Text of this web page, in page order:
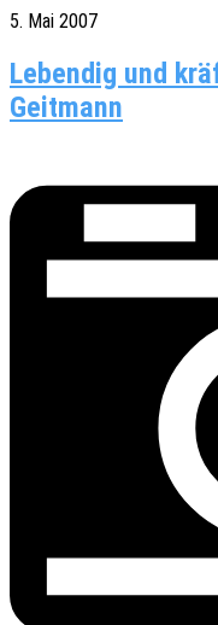
5. Mai 2007
Lebendig und
Geitmann